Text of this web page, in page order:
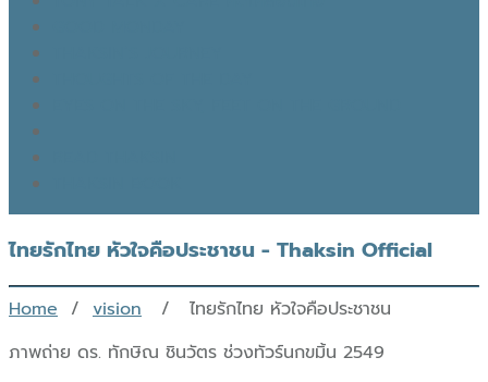
ไทยรักไทย หัวใจคือประชาชน - Thaksin Official
Home / vision / ไทยรักไทย หัวใจคือประชาชน
ภาพถ่าย ดร. ทักษิณ ชินวัตร ช่วงทัวร์นกขมิ้น 2549